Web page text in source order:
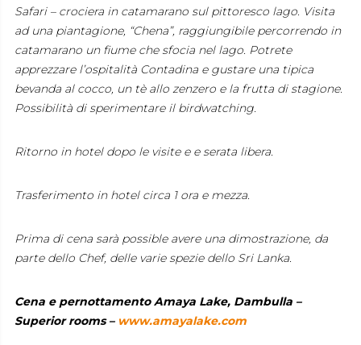
Safari – crociera in catamarano sul pittoresco lago. Visita
ad una piantagione, “Chena”, raggiungibile percorrendo in
catamarano un fiume che sfocia nel lago. Potrete
apprezzare l’ospitalità Contadina e gustare una tipica
bevanda al cocco, un tè allo zenzero e la frutta di stagione.
Possibilità di sperimentare il birdwatching.
Ritorno in hotel dopo le visite e e serata libera.
Trasferimento in hotel circa 1 ora e mezza.
Prima di cena sarà possible avere una dimostrazione, da
parte dello Chef, delle varie spezie dello Sri Lanka.
Cena e pernottamento Amaya Lake, Dambulla –
Superior rooms – www.amayalake.com